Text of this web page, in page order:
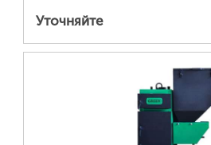
Уточняйте
ПОДРОБНЕЕ...